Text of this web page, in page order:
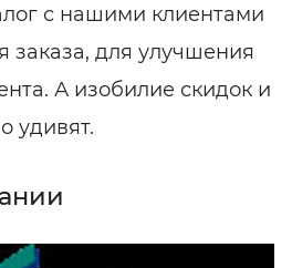
с нашими клиентами
заказа, для улучшения
А изобилие скидок и
удивят.